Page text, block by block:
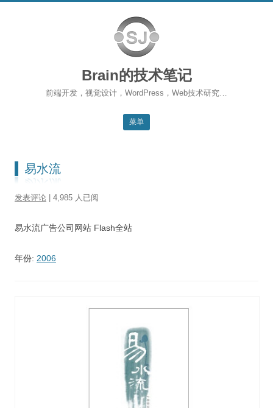
Brain的技术笔记
前端开发，视觉设计，WordPress，Web技术研究…
菜单
前端开发
作品集
关于本站
易水流
发表评论 | 4,985 人已阅
易水流广告公司网站 Flash全站
年份: 2006